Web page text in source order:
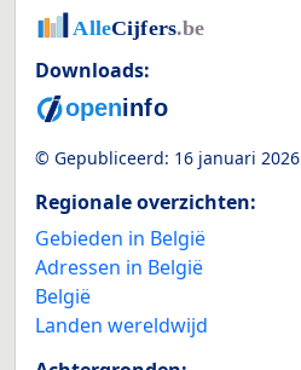
Downloads:
© Gepubliceerd: 16 januari 2026
Regionale overzichten:
Gebieden in België
Adressen in België
België
Landen wereldwijd